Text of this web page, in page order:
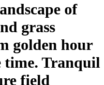
of
grass
golden hour
time. Tranquil
field